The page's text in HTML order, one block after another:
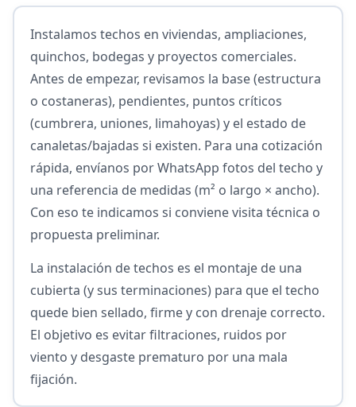
Instalamos techos en viviendas, ampliaciones,
quinchos, bodegas y proyectos comerciales.
Antes de empezar, revisamos la base (estructura
o costaneras), pendientes, puntos críticos
(cumbrera, uniones, limahoyas) y el estado de
canaletas/bajadas si existen. Para una cotización
rápida, envíanos por WhatsApp fotos del techo y
una referencia de medidas (m² o largo × ancho).
Con eso te indicamos si conviene visita técnica o
propuesta preliminar.
La instalación de techos es el montaje de una
cubierta (y sus terminaciones) para que el techo
quede bien sellado, firme y con drenaje correcto.
El objetivo es evitar filtraciones, ruidos por
viento y desgaste prematuro por una mala
fijación.